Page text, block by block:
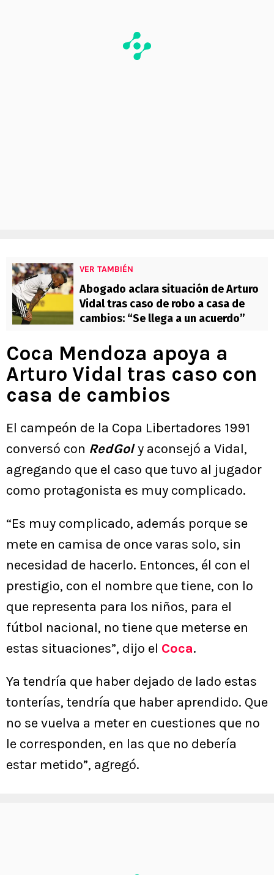
VER TAMBIÉN
Abogado aclara situación de Arturo
Vidal tras caso de robo a casa de
cambios: “Se llega a un acuerdo”
Coca Mendoza apoya a
Arturo Vidal tras caso con
casa de cambios
El campeón de la Copa Libertadores 1991
conversó con RedGoly aconsejó a Vidal,
agregando que el caso que tuvo al jugador
como protagonista es muy complicado.
“Es muy complicado, además porque se
mete en camisa de once varas solo, sin
necesidad de hacerlo. Entonces, él con el
prestigio, con el nombre que tiene, con lo
que representa para los niños, para el
fútbol nacional, no tiene que meterse en
estas situaciones”, dijo el Coca.
Ya tendría que haber dejado de lado estas
tonterías, tendría que haber aprendido. Que
no se vuelva a meter en cuestiones que no
le corresponden, en las que no debería
estar metido”, agregó.